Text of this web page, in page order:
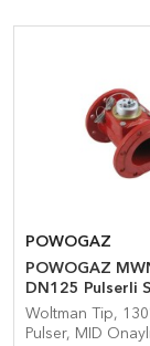
POWOGAZ
POWOGAZ
DN125 Pulserli
Sayacı
Woltman Tip,
Pulser, MID